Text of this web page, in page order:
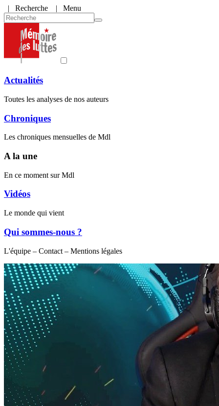
| Recherche | Menu
Actualités
Toutes les analyses de nos auteurs
Chroniques
Les chroniques mensuelles de Mdl
A la une
En ce moment sur Mdl
Vidéos
Le monde qui vient
Qui sommes-nous ?
L'équipe – Contact – Mentions légales